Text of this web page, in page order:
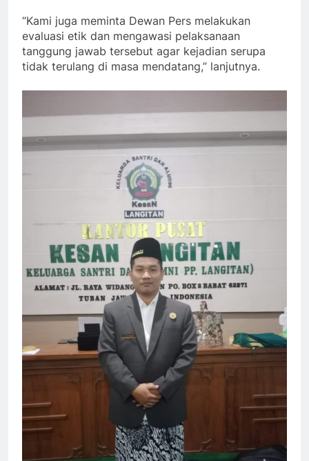
“Kami juga meminta Dewan Pers melakukan
evaluasi etik dan mengawasi pelaksanaan
tanggung jawab tersebut agar kejadian serupa
tidak terulang di masa mendatang,” lanjutnya.